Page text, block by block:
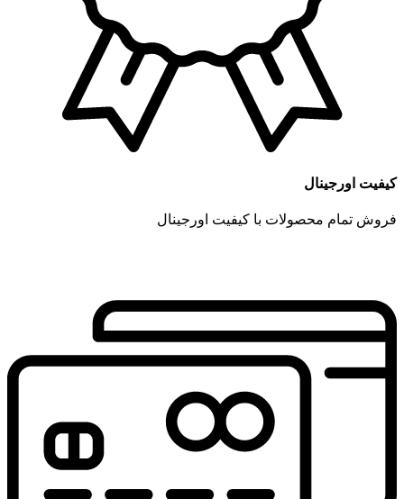
کیفیت اورجینال
فروش تمام محصولات با کیفیت اورجینال